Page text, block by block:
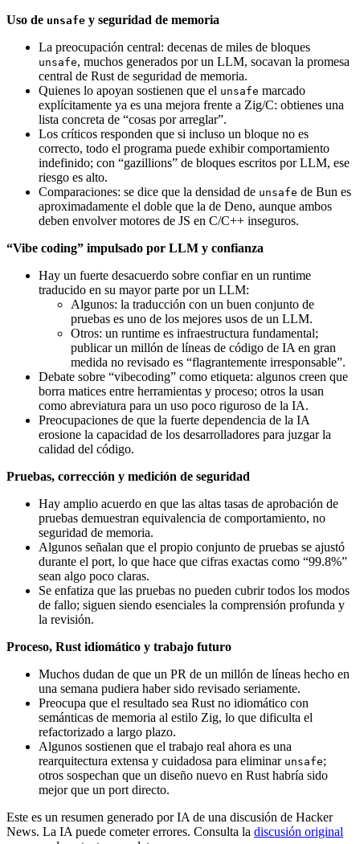
Uso de unsafe y seguridad de memoria
La preocupación central: decenas de miles de bloques
unsafe, muchos generados por un LLM, socavan la promesa
central de Rust de seguridad de memoria.
Quienes lo apoyan sostienen que el unsafe marcado
explícitamente ya es una mejora frente a Zig/C: obtienes una
lista concreta de “cosas por arreglar”.
Los críticos responden que si incluso un bloque no es
correcto, todo el programa puede exhibir comportamiento
indefinido; con “gazillions” de bloques escritos por LLM, ese
riesgo es alto.
Comparaciones: se dice que la densidad de unsafe de Bun es
aproximadamente el doble que la de Deno, aunque ambos
deben envolver motores de JS en C/C++ inseguros.
“Vibe coding” impulsado por LLM y confianza
Hay un fuerte desacuerdo sobre confiar en un runtime
traducido en su mayor parte por un LLM:
Algunos: la traducción con un buen conjunto de
pruebas es uno de los mejores usos de un LLM.
Otros: un runtime es infraestructura fundamental;
publicar un millón de líneas de código de IA en gran
medida no revisado es “flagrantemente irresponsable”.
Debate sobre “vibecoding” como etiqueta: algunos creen que
borra matices entre herramientas y proceso; otros la usan
como abreviatura para un uso poco riguroso de la IA.
Preocupaciones de que la fuerte dependencia de la IA
erosione la capacidad de los desarrolladores para juzgar la
calidad del código.
Pruebas, corrección y medición de seguridad
Hay amplio acuerdo en que las altas tasas de aprobación de
pruebas demuestran equivalencia de comportamiento, no
seguridad de memoria.
Algunos señalan que el propio conjunto de pruebas se ajustó
durante el port, lo que hace que cifras exactas como “99.8%”
sean algo poco claras.
Se enfatiza que las pruebas no pueden cubrir todos los modos
de fallo; siguen siendo esenciales la comprensión profunda y
la revisión.
Proceso, Rust idiomático y trabajo futuro
Muchos dudan de que un PR de un millón de líneas hecho en
una semana pudiera haber sido revisado seriamente.
Preocupa que el resultado sea Rust no idiomático con
semánticas de memoria al estilo Zig, lo que dificulta el
refactorizado a largo plazo.
Algunos sostienen que el trabajo real ahora es una
rearquitectura extensa y cuidadosa para eliminar unsafe;
otros sospechan que un diseño nuevo en Rust habría sido
mejor que un port directo.
Este es un resumen generado por IA de una discusión de Hacker
News. La IA puede cometer errores. Consulta la discusión original